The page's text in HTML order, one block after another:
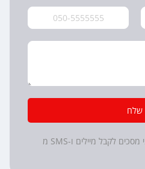
שלח
בלחיצה על כפתור שלח אני מסכים לקבל מיילים ו-SMS מ